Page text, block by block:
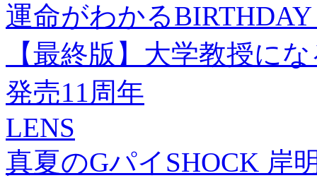
運命がわかる
【最終版】大学教授に
発売11周年
LENS
真夏のGパイSHOCK 岸